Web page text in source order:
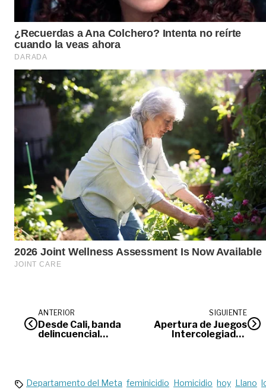
ANTERIOR
Desde Cali, banda
delincuencial
SIGUIENTE
Apertura de Juegos
Intercolegiados
Departamento del Meta feminicidio Homicidio hoy Llano